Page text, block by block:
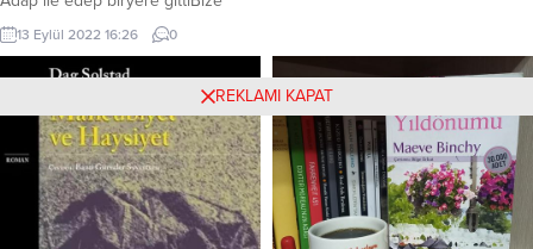
bıraktı yüzsüz kardeşiniAdapsızlık
ve edepsizlik aldı yeriniYüzsüzlük
zaten başını gitti Medeniyetin kalan
tek dişiİnsanlığı yedi bitirdiÇekmedi
kırılan eliniSevdi medeniyet
terbiyesizliği Ne küçük büyüğünü
tanıyorNede büyük küçüğünü
tanıyorMedeniyet herkesi
tırmalıyorSevgililer yolda bir...
13 Eylül 2022 16:26 0
tamamladım. Turizm İşletmeciliği ve
Otelcilik ve Halkla İlişkiler
Yüksekokul eğitimlerini aldım.
Kamuda 25 yıl hizmetten sonra
emekli oldum....
REKLAMI KAPAT